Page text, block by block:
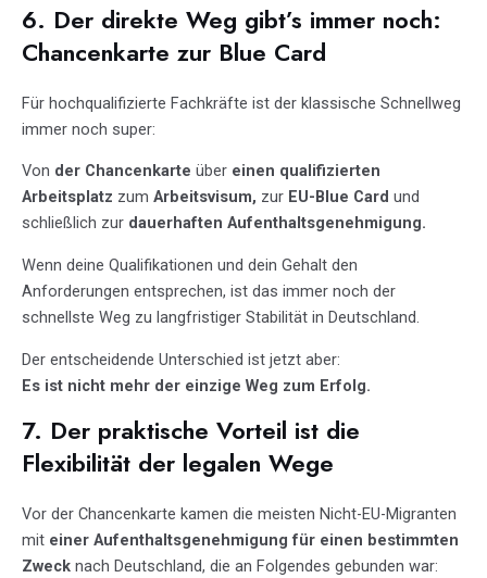
6. Der direkte Weg gibt’s immer noch:
Chancenkarte zur Blue Card
Für hochqualifizierte Fachkräfte ist der klassische Schnellweg
immer noch super:
Von der Chancenkarte über einen qualifizierten
Arbeitsplatz zum Arbeitsvisum, zur EU-Blue Card und
schließlich zur dauerhaften Aufenthaltsgenehmigung.
Wenn deine Qualifikationen und dein Gehalt den
Anforderungen entsprechen, ist das immer noch der
schnellste Weg zu langfristiger Stabilität in Deutschland.
Der entscheidende Unterschied ist jetzt aber:
Es ist nicht mehr der einzige Weg zum Erfolg.
7. Der praktische Vorteil ist die
Flexibilität der legalen Wege
Vor der Chancenkarte kamen die meisten Nicht-EU-Migranten
mit einer Aufenthaltsgenehmigung für einen bestimmten
Zweck nach Deutschland, die an Folgendes gebunden war: